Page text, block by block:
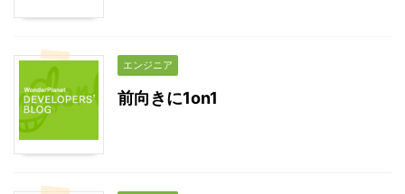
エンジニア
前向きに1on1